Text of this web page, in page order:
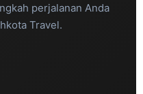
perjalanan Anda
Travel.